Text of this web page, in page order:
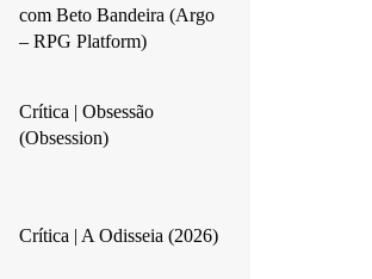
com Beto Bandeira (Argo
– RPG Platform)
Crítica | Obsessão
(Obsession)
Crítica | A Odisseia (2026)